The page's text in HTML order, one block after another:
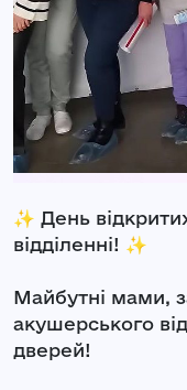
✨ День
відділенні! ✨
Майбутні мами,
акушерського
дверей!